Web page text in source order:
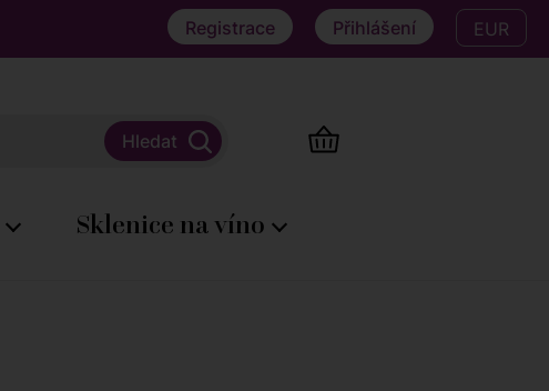
Registrace Přihlášení EUR
Sklenice na víno